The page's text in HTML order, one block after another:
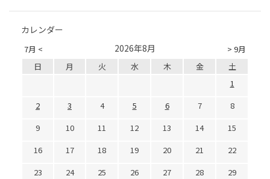
カレンダー
7月 < > 9月
2026年8月
日 月 火 水 木 金
土
1
2
3 4 5 6 7
8
9
10 11 12 13 14
15
16
17 18 19 20 21
22
23
24 25 26 27 28
29